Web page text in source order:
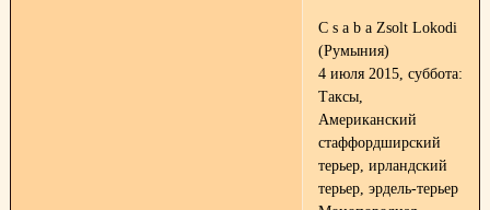
C s a b a Zsolt Lokodi
(Румыния)
4 июля 2015, суббота:
Таксы,
Американский
стаффордширский
терьер, ирландский
терьер, эрдель-терьер